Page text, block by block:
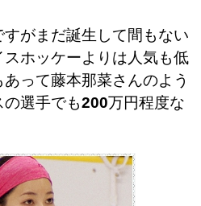
すがまだ誕生して間もない
ホッケーよりは人気も低
って藤本那菜さんのよう
選手でも200万円程度な